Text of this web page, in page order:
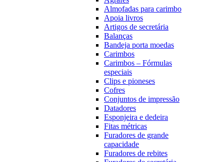
Almofadas para carimbo
Apoia livros
Artigos de secretária
Balanças
Bandeja porta moedas
Carimbos
Carimbos – Fórmulas
especiais
Clips e pioneses
Cofres
Conjuntos de impressão
Datadores
Esponjeira e dedeira
Fitas métricas
Furadores de grande
capacidade
Furadores de rebites